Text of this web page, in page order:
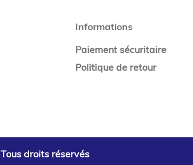
Informations
Paiement sécuritaire
Politique de retour
Tous droits réservés